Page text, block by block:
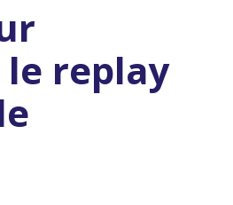
le replay